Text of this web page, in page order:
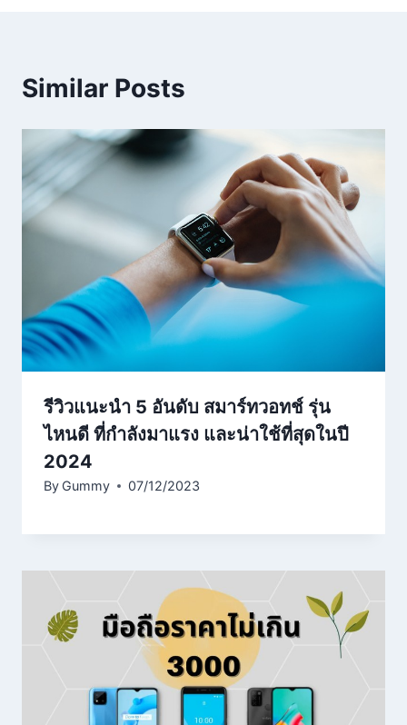
Similar Posts
รีวิวแนะนำ 5 อันดับ สมาร์ทวอทช์ รุ่น
ไหนดี ที่กำลังมาแรง และน่าใช้ที่สุดในปี
2024
By Gummy 07/12/2023